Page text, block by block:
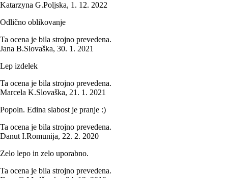
Katarzyna G.Poljska, 1. 12. 2022
Odlično oblikovanje
Ta ocena je bila strojno prevedena.
Jana B.Slovaška, 30. 1. 2021
Lep izdelek
Ta ocena je bila strojno prevedena.
Marcela K.Slovaška, 21. 1. 2021
Popoln. Edina slabost je pranje :)
Ta ocena je bila strojno prevedena.
Danut I.Romunija, 22. 2. 2020
Zelo lepo in zelo uporabno.
Ta ocena je bila strojno prevedena.